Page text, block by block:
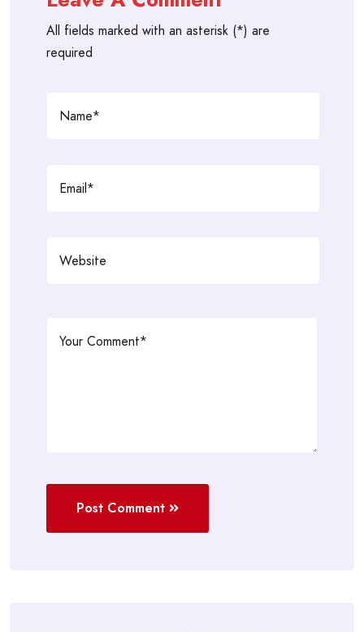
All fields marked with an asterisk (*) are
required
Post Comment